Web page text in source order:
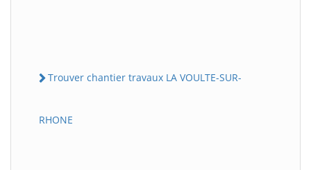
Trouver chantier travaux LA VOULTE-SUR-
RHONE